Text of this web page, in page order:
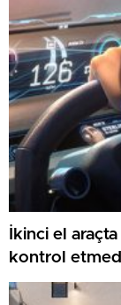
İkinci el
kontrol